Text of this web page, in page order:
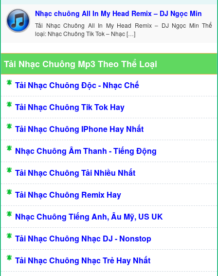
Nhạc chuông All In My Head Remix – DJ Ngọc Min
Tải Nhạc Chuông All In My Head Remix – DJ Ngọc Min Thể
loại: Nhạc Chuông Tik Tok – Nhạc […]
Tải Nhạc Chuông Mp3 Theo Thể Loại
Tải Nhạc Chuông Độc - Nhạc Chế
Tải Nhạc Chuông Tik Tok Hay
Tải Nhạc Chuông IPhone Hay Nhất
Nhạc Chuông Âm Thanh - Tiếng Động
Tải Nhạc Chuông Tải Nhiều Nhất
Tải Nhạc Chuông Remix Hay
Nhạc Chuông Tiếng Anh, Âu Mỹ, US UK
Tải Nhạc Chuông Nhạc DJ - Nonstop
Tải Nhạc Chuông Nhạc Trẻ Hay Nhất